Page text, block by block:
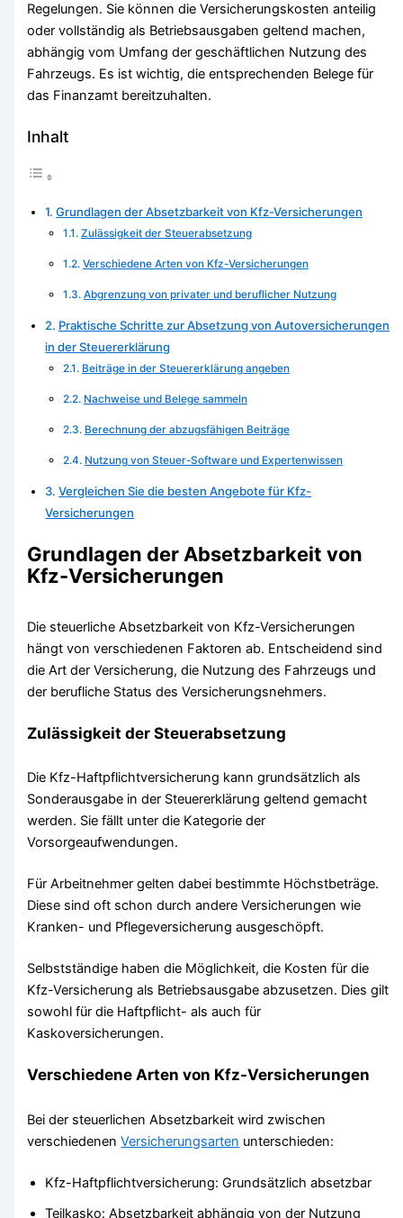
Regelungen. Sie können die Versicherungskosten anteilig
oder vollständig als Betriebsausgaben geltend machen,
abhängig vom Umfang der geschäftlichen Nutzung des
Fahrzeugs. Es ist wichtig, die entsprechenden Belege für
das Finanzamt bereitzuhalten.
Inhalt
Grundlagen der Absetzbarkeit von Kfz-Versicherungen
Zulässigkeit der Steuerabsetzung
Verschiedene Arten von Kfz-Versicherungen
Abgrenzung von privater und beruflicher Nutzung
Praktische Schritte zur Absetzung von Autoversicherungen
in der Steuererklärung
Beiträge in der Steuererklärung angeben
Nachweise und Belege sammeln
Berechnung der abzugsfähigen Beiträge
Nutzung von Steuer-Software und Expertenwissen
Vergleichen Sie die besten Angebote für Kfz-
Versicherungen
Grundlagen der Absetzbarkeit von
Kfz-Versicherungen
Die steuerliche Absetzbarkeit von Kfz-Versicherungen
hängt von verschiedenen Faktoren ab. Entscheidend sind
die Art der Versicherung, die Nutzung des Fahrzeugs und
der berufliche Status des Versicherungsnehmers.
Zulässigkeit der Steuerabsetzung
Die Kfz-Haftpflichtversicherung kann grundsätzlich als
Sonderausgabe in der Steuererklärung geltend gemacht
werden. Sie fällt unter die Kategorie der
Vorsorgeaufwendungen.
Für Arbeitnehmer gelten dabei bestimmte Höchstbeträge.
Diese sind oft schon durch andere Versicherungen wie
Kranken- und Pflegeversicherung ausgeschöpft.
Selbstständige haben die Möglichkeit, die Kosten für die
Kfz-Versicherung als Betriebsausgabe abzusetzen. Dies gilt
sowohl für die Haftpflicht- als auch für
Kaskoversicherungen.
Verschiedene Arten von Kfz-Versicherungen
Bei der steuerlichen Absetzbarkeit wird zwischen
verschiedenenVersicherungsarten unterschieden:
Kfz-Haftpflichtversicherung: Grundsätzlich absetzbar
Teilkasko: Absetzbarkeit abhängig von der Nutzung